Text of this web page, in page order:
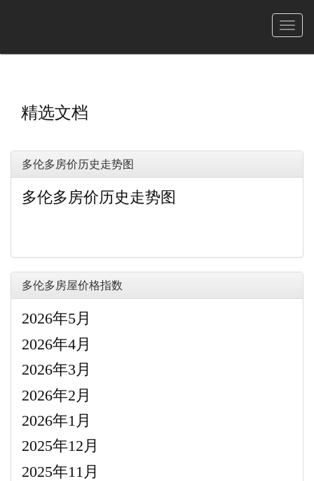
菜
精选文档
多伦多房价历史走势图
多伦多房价历史走势图
多伦多房屋价格指数
2026年5月
2026年4月
2026年3月
2026年2月
2026年1月
2025年12月
2025年11月